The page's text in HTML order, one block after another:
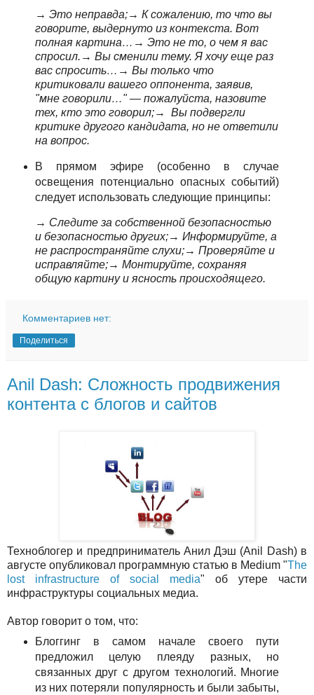
→ Это неправда;→ К сожалению, то что вы
говорите, выдернуто из контекста. Вот
полная картина… → Это не то, о чем я вас
спросил. → Вы сменили тему. Я хочу еще раз
вас спросить… → Вы только что
критиковали вашего оппонента, заявив,
"мне говорили…" — пожалуйста, назовите
тех, кто это говорил;→ Вы подвергли
критике другого кандидата, но не ответили
на вопрос.
В прямом эфире (особенно в случае
освещения потенциально опасных событий)
следует использовать следующие принципы:
→ Следите за собственной безопасностью
и безопасностью других;→ Информируйте, а
не распространяйте слухи;→ Проверяйте и
исправляйте;→ Монтируйте, сохраняя
общую картину и ясность происходящего.
Комментариев нет:
Поделиться
Anil Dash: Сложность продвижения
контента с блогов и сайтов
Техноблогер и предприниматель Анил Дэш (Anil Dash) в
августе опубликовал программную статью в Medium "The
lost infrastructure of social media" об утере части
инфраструктуры социальных медиа.
Автор говорит о том, что:
Блоггинг в самом начале своего пути
предложил целую плеяду разных, но
связанных друг с другом технологий. Многие
из них потеряли популярность и были забыты,